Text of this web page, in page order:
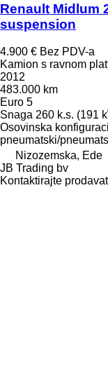
Renault Midlum
suspension
4.900 € Bez PDV-a
Kamion s ravnom
2012
483.000 km
Euro 5
Snaga 260 k.s. (191
Osovinska
pneumatski/
Nizozemska, Ede
JB Trading bv
Kontaktirajte